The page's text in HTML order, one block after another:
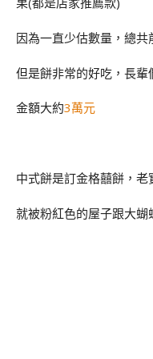
因為一直少估數量，總共
但是餅非常的好吃，長輩
金額大約3萬元
中式餅是訂金格囍餅，老
就被粉紅色的屋子跟大蝴